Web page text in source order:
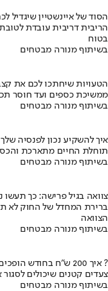
הסוד של איינשטיין שיגדיל
הריבית דריבית עובדת
בטוח
בשיתוף מנורה מבטחים
הטעויות שיחתכו לכם את
ממשיכת כספים ועד חוסר
בשיתוף מנורה מבטחים
איך להשקיע נכון לפנסיה שלך
תוחלת החיים מתארכת והכסף
בשיתוף מנורה מבטחים
צוואה בגיל פרישה: כך תעשו
ברירת המחדל של החוק לא
הצוואה
בשיתוף מנורה מבטחים
איך 200 ש"ח בחודש הופכים ל140 אלף ?
צעדים קטנים שיכולים לסגור
בשיתוף מנורה מבטחים